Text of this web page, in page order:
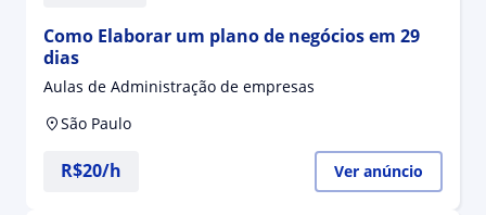
Como Elaborar um plano de negócios em 29
dias
Aulas de Administração de empresas
São Paulo
R$20/h Ver anúncio